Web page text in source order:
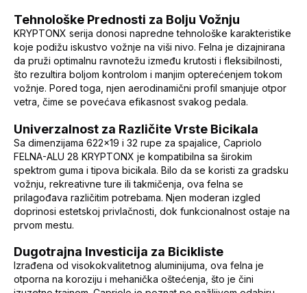
Tehnološke Prednosti za Bolju Vožnju
KRYPTONX serija donosi napredne tehnološke karakteristike
koje podižu iskustvo vožnje na viši nivo. Felna je dizajnirana
da pruži optimalnu ravnotežu između krutosti i fleksibilnosti,
što rezultira boljom kontrolom i manjim opterećenjem tokom
vožnje. Pored toga, njen aerodinamični profil smanjuje otpor
vetra, čime se povećava efikasnost svakog pedala.
Univerzalnost za Različite Vrste Bicikala
Sa dimenzijama 622x19 i 32 rupe za spajalice, Capriolo
FELNA-ALU 28 KRYPTONX je kompatibilna sa širokim
spektrom guma i tipova bicikala. Bilo da se koristi za gradsku
vožnju, rekreativne ture ili takmičenja, ova felna se
prilagođava različitim potrebama. Njen moderan izgled
doprinosi estetskoj privlačnosti, dok funkcionalnost ostaje na
prvom mestu.
Dugotrajna Investicija za Bicikliste
Izrađena od visokokvalitetnog aluminijuma, ova felna je
otporna na koroziju i mehanička oštećenja, što je čini